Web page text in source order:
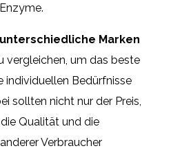
unterschiedliche Marken
vergleichen, um das beste
individuellen Bedürfnisse
sollten nicht nur der Preis,
Qualität und die
Verbraucher